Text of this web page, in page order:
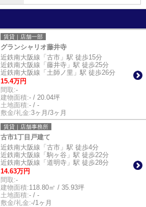
賃貸｜店舗一部
グランシャリオ藤井寺
近鉄南大阪線「古市」駅 徒歩15分
近鉄南大阪線「藤井寺」駅 徒歩25分
近鉄南大阪線「土師ノ里」駅 徒歩26分
15.4万円
間取:-
建物面積:- / 20.04坪
土地面積:- / -
敷金/礼金:3ヶ月/3ヶ月
賃貸｜店舗事務所
古市1丁目戸建て
近鉄南大阪線「古市」駅 徒歩4分
近鉄南大阪線「駒ヶ谷」駅 徒歩22分
近鉄南大阪線「道明寺」駅 徒歩28分
14.63万円
間取:-
建物面積:118.80㎡ / 35.93坪
土地面積:- / -
敷金/礼金:-/1ヶ月